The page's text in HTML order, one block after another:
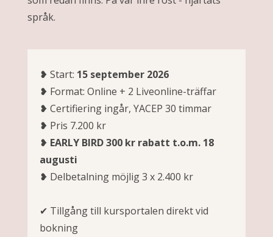
språk.
❥ Start: 15 september 2026
❥ Format: Online + 2 Liveonline-träffar
❥ Certifiering ingår, YACEP 30 timmar
❥ Pris 7.200 kr
❥ EARLY BIRD 300 kr rabatt t.o.m. 18
augusti
❥ Delbetalning möjlig 3 x 2.400 kr
✔ Tillgång till kursportalen direkt vid
bokning